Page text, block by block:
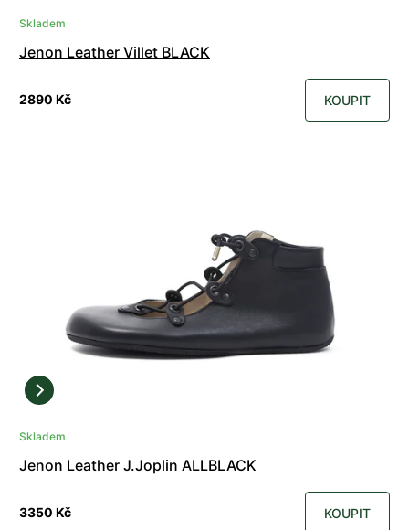
Skladem
Jenon Leather Villet BLACK
2890 Kč KOUPIT
Skladem
Jenon Leather J.Joplin ALLBLACK
3350 Kč KOUPIT